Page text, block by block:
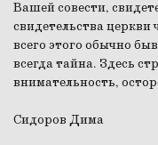
Вашей совести,
свидетельства
всего этого обычно
всегда тайна. Здесь
внимательность,
Сидоров Дима